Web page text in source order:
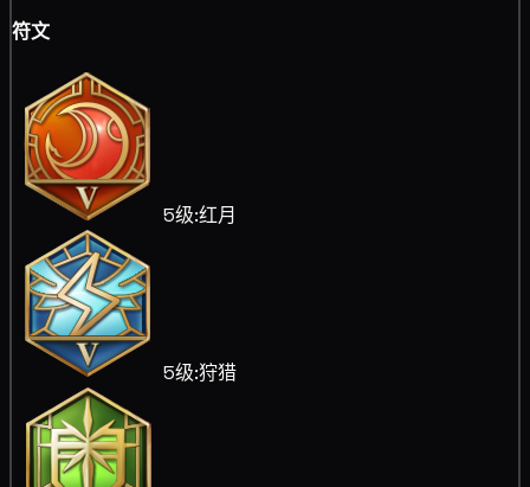
符文
5级:红月
5级:狩猎